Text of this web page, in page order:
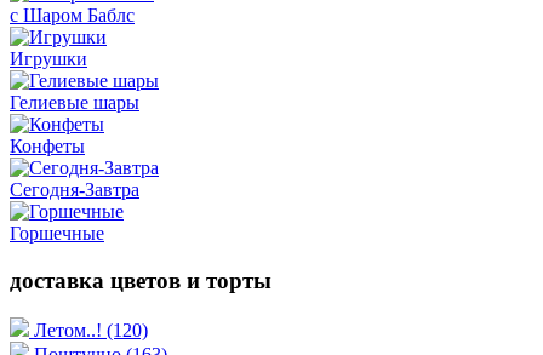
с Шаром Баблс
Игрушки
Гелиевые шары
Конфеты
Сегодня-Завтра
Горшечные
доставка цветов и торты
Летом..! (120)